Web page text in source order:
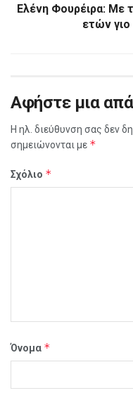
Ελένη Φουρέιρα: Με
ετών
Αφήστε μια
Η ηλ. διεύθυνση σας δεν
σημειώνονται με *
Σχόλιο *
Όνομα *